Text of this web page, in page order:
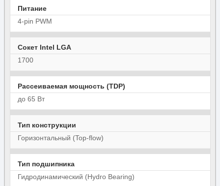
Питание
4-pin PWM
Сокет Intel LGA
1700
Рассеиваемая мощность (TDP)
до 65 Вт
Тип конструкции
Горизонтальный (Top-flow)
Тип подшипника
Гидродинамический (Hydro Bearing)